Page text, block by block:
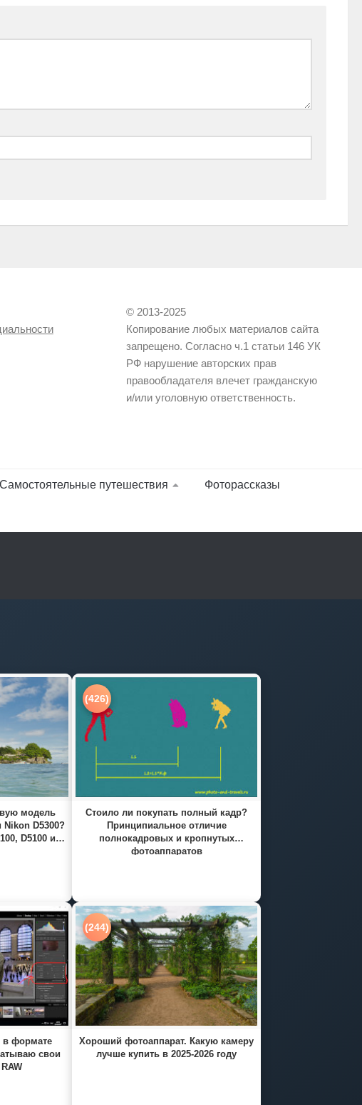
© 2013-2025
Копирование любых материалов сайта
запрещено. Согласно ч.1 статьи 146 УК
РФ нарушение авторских прав
правообладателя влечет гражданскую
и/или уголовную ответственность.
Самостоятельные путешествия Фоторассказы
модель
Nikon D5300?
D5100 и
(426)
Стоило ли покупать полный кадр?
Принципиальное отличие
полнокадровых и кропнутых
фотоаппаратов
в формате
свои
(244)
Хороший фотоаппарат. Какую камеру
лучше купить в 2025-2026 году